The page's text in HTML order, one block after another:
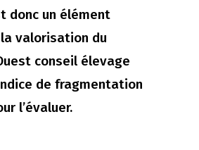
donc un élément
valorisation du
conseil élevage
de fragmentation
l’évaluer.